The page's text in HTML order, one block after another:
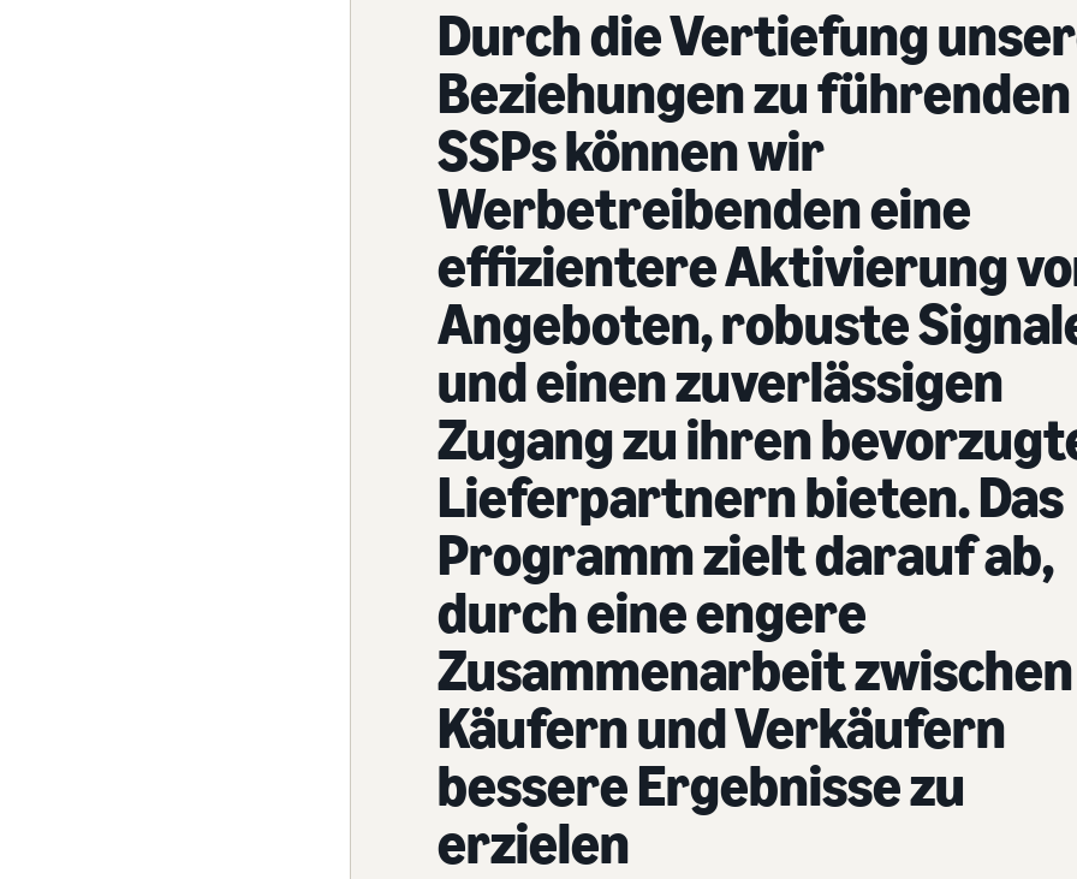
Durch die Vertiefung
Beziehungen zu führenden
SSPs können wir
Werbetreibenden eine
effizientere Aktivierung
Angeboten, robuste
und einen zuverlässigen
Zugang zu ihren
Lieferpartnern bieten. Das
Programm zielt darauf ab,
durch eine engere
Zusammenarbeit zwischen
Käufern und Verkäufern
bessere Ergebnisse zu
erzielen